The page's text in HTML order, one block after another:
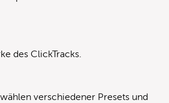
des ClickTracks.
verschiedener Presets und